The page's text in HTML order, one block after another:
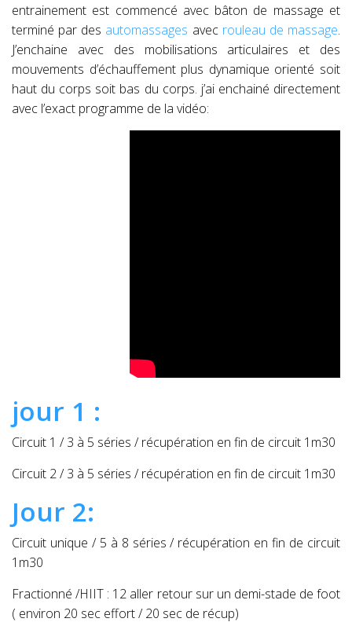
entrainement est commencé avec bâton de massage et
terminé par des automassages avec rouleau de massage.
J’enchaine avec des mobilisations articulaires et des
mouvements d’échauffement plus dynamique orienté soit
haut du corps soit bas du corps. j’ai enchainé directement
avec l’exact programme de la vidéo:
jour 1 :
Circuit 1 / 3 à 5 séries / récupération en fin de circuit 1m30
Circuit 2 / 3 à 5 séries / récupération en fin de circuit 1m30
Jour 2:
Circuit unique / 5 à 8 séries / récupération en fin de circuit
1m30
Fractionné /HIIT : 12 aller retour sur un demi-stade de foot
( environ 20 sec effort / 20 sec de récup)